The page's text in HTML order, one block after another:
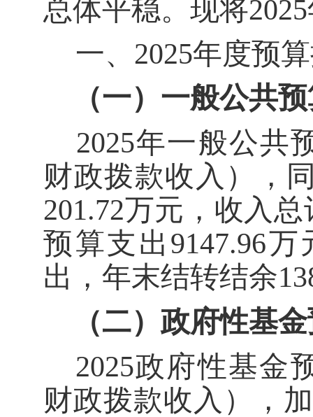
总体平稳。现将2025
一、 2025年度预
（一） 一般公共
2025年一般公共
财政拨款收入），
201.72万元，收入总
预算支出 9147.96万
出， 年末结转结余
（二）政府性基
2025政府性基金
财政拨款收入） ，